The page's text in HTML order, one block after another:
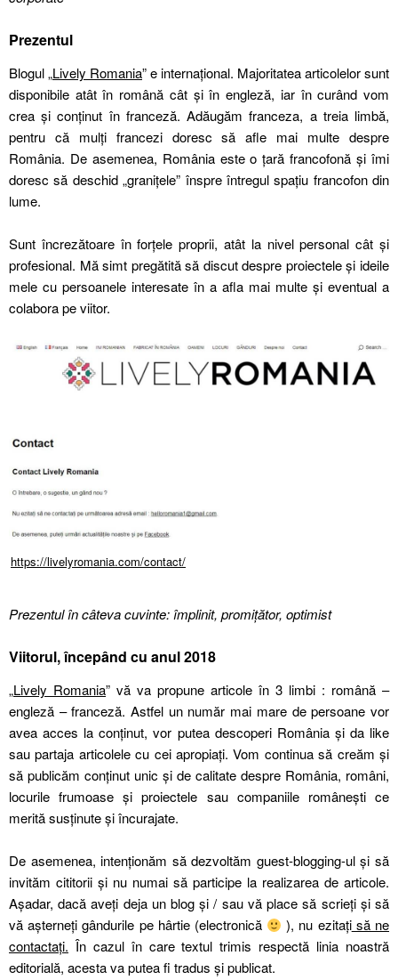
Prezentul
Blogul „Lively Romania” e internațional. Majoritatea articolelor sunt
disponibile atât în română cât și în engleză, iar în curând vom
crea și conținut în franceză. Adăugăm franceza, a treia limbă,
pentru că mulți francezi doresc să afle mai multe despre
România. De asemenea, România este o țară francofonă și îmi
doresc să deschid „granițele” înspre întregul spațiu francofon din
lume.
Sunt încrezătoare în forțele proprii, atât la nivel personal cât și
profesional. Mă simt pregătită să discut despre proiectele și ideile
mele cu persoanele interesate în a afla mai multe și eventual a
colabora pe viitor.
https://livelyromania.com/contact/
Prezentul în câteva cuvinte: împlinit, promițător, optimist
Viitorul, începând cu anul 2018
„Lively Romania” vă va propune articole în 3 limbi : română –
engleză – franceză. Astfel un număr mai mare de persoane vor
avea acces la conținut, vor putea descoperi România și da like
sau partaja articolele cu cei apropiați. Vom continua să creăm și
să publicăm conținut unic și de calitate despre România, români,
locurile frumoase și proiectele sau companiile românești ce
merită susținute și încurajate.
De asemenea, intenționăm să dezvoltăm guest-blogging-ul și să
invităm cititorii și nu numai să participe la realizarea de articole.
Așadar, dacă aveți deja un blog și / sau vă place să scrieți și să
vă așterneți gândurile pe hârtie (electronică
), nu ezitațisă ne
contactați. În cazul în care textul trimis respectă linia noastră
editorială, acesta va putea fi tradus și publicat.